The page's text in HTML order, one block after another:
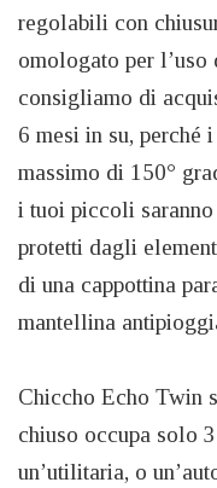
regolabili con
omologato per l’uso
consigliamo di
6 mesi in su,
massimo di 150°
i tuoi piccoli
protetti dagli
di una cappottina
mantellina
Chiccho Echo Twin
chiuso occupa solo
un’utilitaria, o